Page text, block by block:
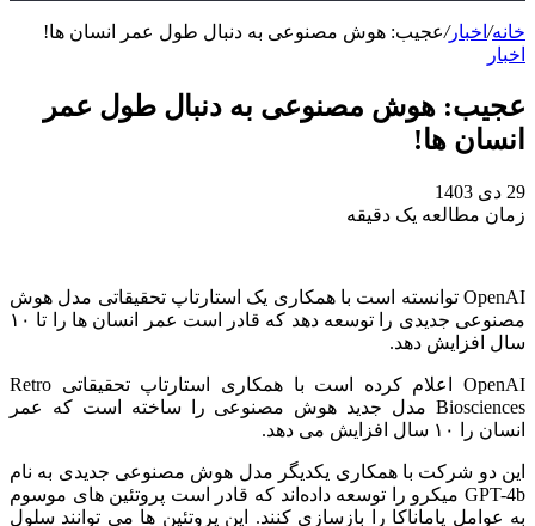
خانه/ اخبار/عجیب: هوش مصنوعی به دنبال طول عمر انسان‌ ها!
اخبار
عجیب: هوش مصنوعی به دنبال طول عمر
انسان‌ ها!
29 دی 1403
زمان مطالعه یک دقیقه
OpenAI توانسته است با همکاری یک استارتاپ تحقیقاتی مدل هوش
مصنوعی جدیدی را توسعه دهد که قادر است عمر انسان‌ ها را تا ۱۰
سال افزایش دهد.
OpenAI اعلام کرده است با همکاری استارتاپ تحقیقاتی Retro
Biosciences مدل جدید هوش مصنوعی را ساخته‌ است که عمر
انسان را ۱۰ سال افزایش می‌ دهد.
این دو شرکت با همکاری یکدیگر مدل هوش مصنوعی جدیدی به نام
GPT-4b میکرو را توسعه داده‌اند که قادر است پروتئین‌ های موسوم
به عوامل یاماناکا را بازسازی کنند. این پروتئین‌ ها می‌ توانند سلول‌